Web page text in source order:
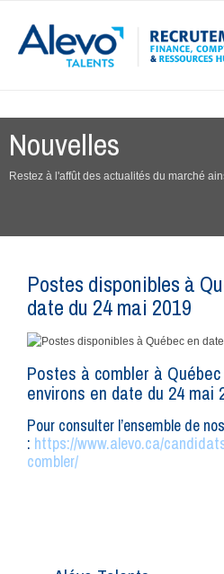
Nouvelles
Restez à l'affût des actualités du marché
Postes disponibles à
date du 24 mai 2019
Postes à combler à
environs en date du 24 mai
Pour consulter l’ensemble de
: https://www.alevo.ca/
combler/